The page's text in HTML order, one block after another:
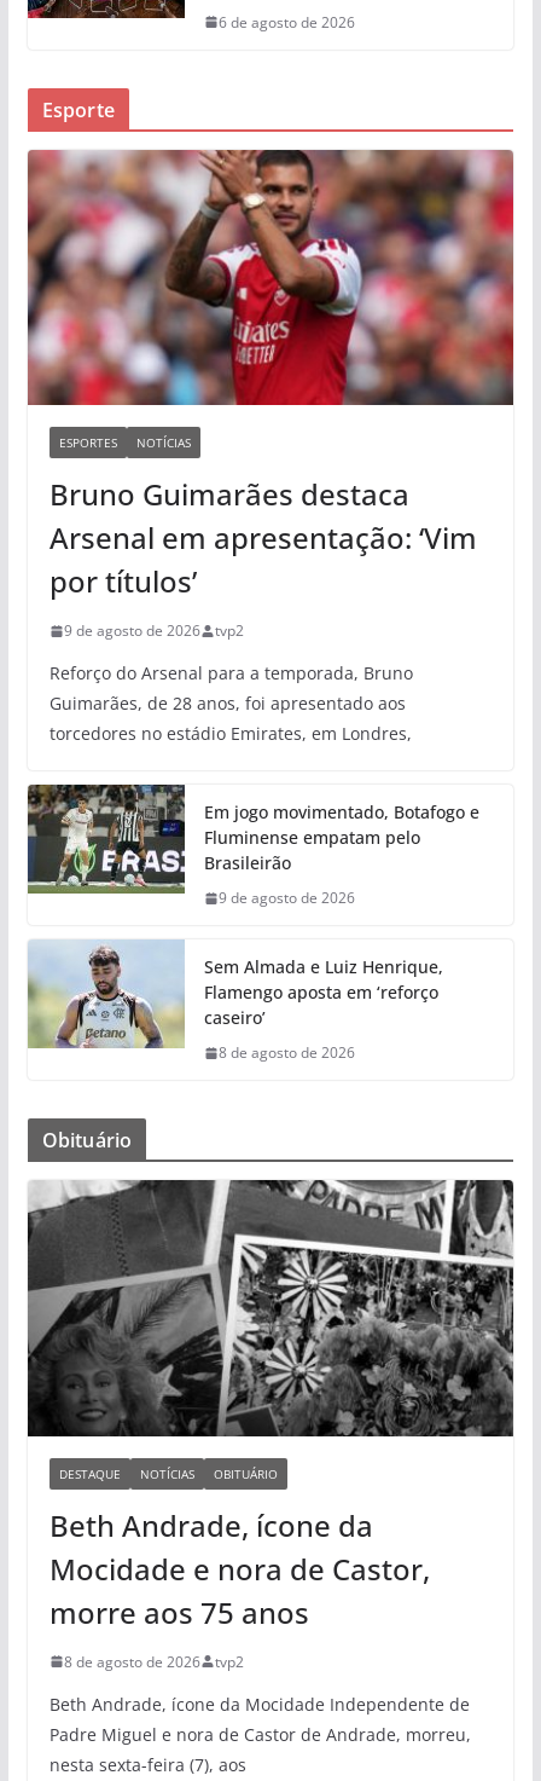
6 de agosto de 2026
Esporte
ESPORTES NOTÍCIAS
Bruno Guimarães destaca
Arsenal em apresentação: ‘Vim
por títulos’
9 de agosto de 2026 tvp2
Reforço do Arsenal para a temporada, Bruno
Guimarães, de 28 anos, foi apresentado aos
torcedores no estádio Emirates, em Londres,
Em jogo movimentado, Botafogo e
Fluminense empatam pelo
Brasileirão
9 de agosto de 2026
Sem Almada e Luiz Henrique,
Flamengo aposta em ‘reforço
caseiro’
8 de agosto de 2026
Obituário
DESTAQUE NOTÍCIAS OBITUÁRIO
Beth Andrade, ícone da
Mocidade e nora de Castor,
morre aos 75 anos
8 de agosto de 2026 tvp2
Beth Andrade, ícone da Mocidade Independente de
Padre Miguel e nora de Castor de Andrade, morreu,
nesta sexta-feira (7), aos